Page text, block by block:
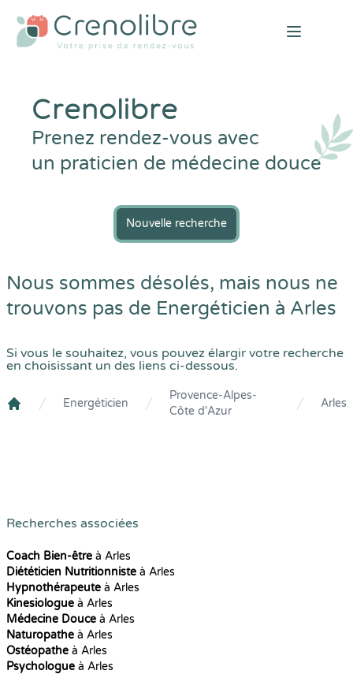
Open
Crenolibre
Prenez rendez-vous avec
un praticien de médecine douce
Nouvelle recherche
Nous sommes désolés, mais nous ne
trouvons pas de Energéticien à Arles
Si vous le souhaitez, vous pouvez élargir votre recherche
en choisissant un des liens ci-dessous.
Energéticien
Provence-Alpes-
Côte d'Azur
Arles
Recherches associées
Coach Bien-être à Arles
Diététicien Nutritionniste à Arles
Hypnothérapeute à Arles
Kinesiologue à Arles
Médecine Douce à Arles
Naturopathe à Arles
Ostéopathe à Arles
Psychologue à Arles